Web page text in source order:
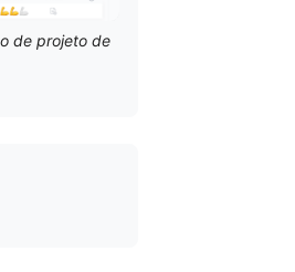
de projeto de